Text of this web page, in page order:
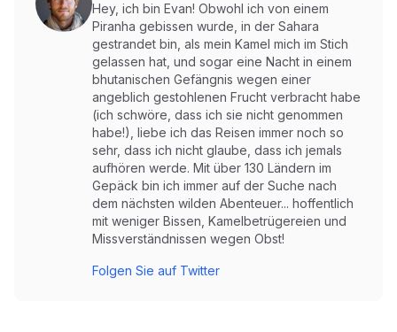
Hey, ich bin Evan! Obwohl ich von einem
Piranha gebissen wurde, in der Sahara
gestrandet bin, als mein Kamel mich im Stich
gelassen hat, und sogar eine Nacht in einem
bhutanischen Gefängnis wegen einer
angeblich gestohlenen Frucht verbracht habe
(ich schwöre, dass ich sie nicht genommen
habe!), liebe ich das Reisen immer noch so
sehr, dass ich nicht glaube, dass ich jemals
aufhören werde. Mit über 130 Ländern im
Gepäck bin ich immer auf der Suche nach
dem nächsten wilden Abenteuer... hoffentlich
mit weniger Bissen, Kamelbetrügereien und
Missverständnissen wegen Obst!
Folgen Sie auf Twitter